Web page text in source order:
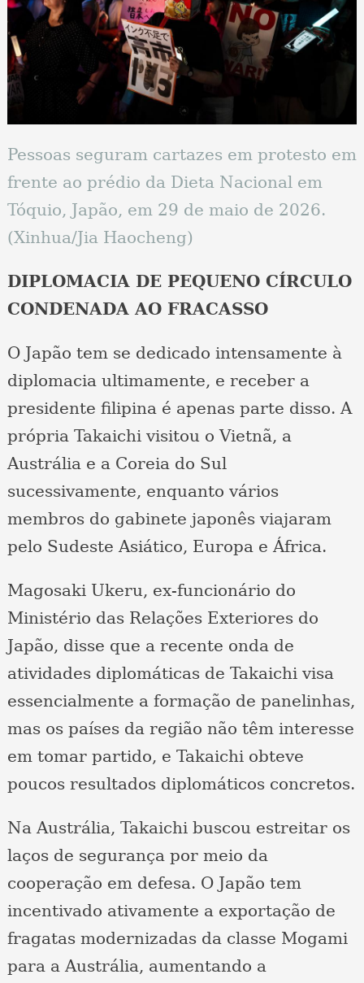
Pessoas seguram cartazes em protesto em
frente ao prédio da Dieta Nacional em
Tóquio, Japão, em 29 de maio de 2026.
(Xinhua/Jia Haocheng)
DIPLOMACIA DE PEQUENO CÍRCULO
CONDENADA AO FRACASSO
O Japão tem se dedicado intensamente à
diplomacia ultimamente, e receber a
presidente filipina é apenas parte disso. A
própria Takaichi visitou o Vietnã, a
Austrália e a Coreia do Sul
sucessivamente, enquanto vários
membros do gabinete japonês viajaram
pelo Sudeste Asiático, Europa e África.
Magosaki Ukeru, ex-funcionário do
Ministério das Relações Exteriores do
Japão, disse que a recente onda de
atividades diplomáticas de Takaichi visa
essencialmente a formação de panelinhas,
mas os países da região não têm interesse
em tomar partido, e Takaichi obteve
poucos resultados diplomáticos concretos.
Na Austrália, Takaichi buscou estreitar os
laços de segurança por meio da
cooperação em defesa. O Japão tem
incentivado ativamente a exportação de
fragatas modernizadas da classe Mogami
para a Austrália, aumentando a